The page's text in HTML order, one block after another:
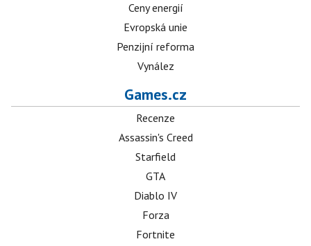
Ceny energií
Evropská unie
Penzijní reforma
Vynález
Games.cz
Recenze
Assassin's Creed
Starfield
GTA
Diablo IV
Forza
Fortnite